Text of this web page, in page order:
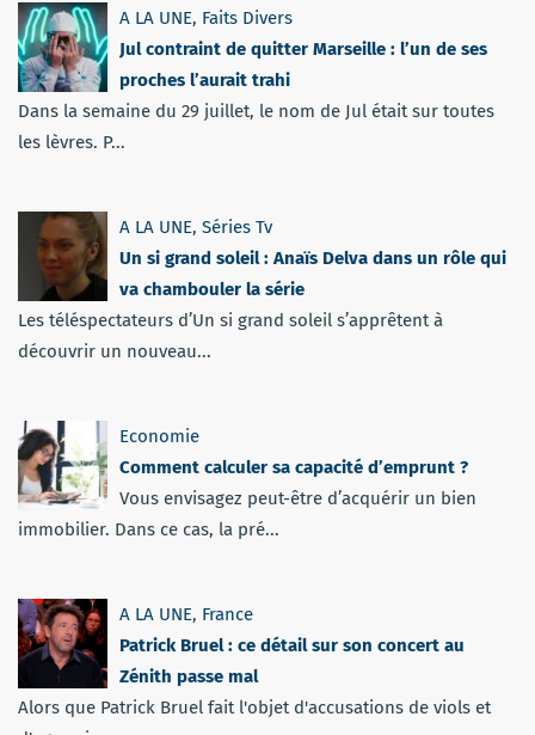
A LA UNE, Faits Divers
Jul contraint de quitter Marseille : l’un de ses
proches l’aurait trahi
Dans la semaine du 29 juillet, le nom de Jul était sur toutes
les lèvres. P...
A LA UNE, Séries Tv
Un si grand soleil : Anaïs Delva dans un rôle qui
va chambouler la série
Les téléspectateurs d’Un si grand soleil s’apprêtent à
découvrir un nouveau...
Economie
Comment calculer sa capacité d’emprunt ?
Vous envisagez peut-être d’acquérir un bien
immobilier. Dans ce cas, la pré...
A LA UNE, France
Patrick Bruel : ce détail sur son concert au
Zénith passe mal
Alors que Patrick Bruel fait l'objet d'accusations de viols et